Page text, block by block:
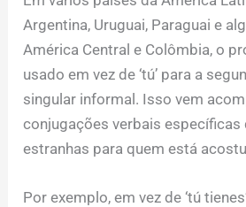
Argentina, Uruguai, Paraguai e
América Central e Colômbia, o
usado em vez de ‘tú’ para a
singular informal. Isso vem
conjugações verbais específicas
estranhas para quem está
Por exemplo, em vez de ‘tú